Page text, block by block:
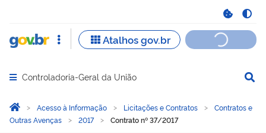
Abrir menu principal de navegação
Controladoria-Geral da União
Você está aqui:
Página Inicial
Acesso à Informação Licitações e Contratos
Contratos e
Outras Avenças
2017 Contrato nº 37/2017